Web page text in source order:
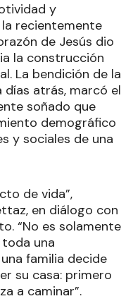
y
recientemente
de Jesús dio
la construcción
La bendición de la
días atrás, marcó el
soñado que
demográfico
y sociales de una
de vida”,
en diálogo con
“No es solamente
una
familia decide
su casa: primero
a caminar”.